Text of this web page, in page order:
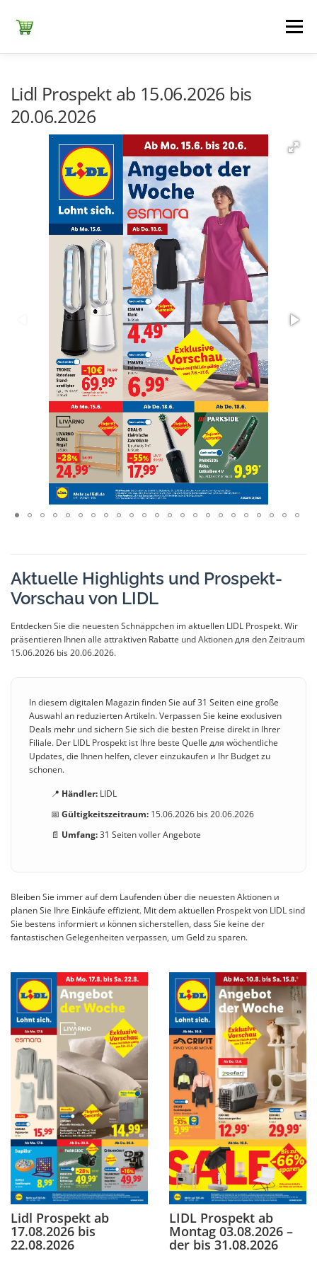
Inhalt
springen
Menü
NETTO DISCOUNT NORMA REWE
Lidl Prospekt ab 15.06.2026 bis
20.06.2026
Aktuelle Highlights und Prospekt-
Vorschau von LIDL
Entdecken Sie die neuesten Schnäppchen im aktuellen LIDL Prospekt. Wir
präsentieren Ihnen alle attraktiven Rabatte und Aktionen для den Zeitraum
15.06.2026 bis 20.06.2026.
In diesem digitalen Magazin finden Sie auf 31 Seiten eine große
Auswahl an reduzierten Artikeln. Verpassen Sie keine exкlusiven
Deals mehr und sichern Sie sich die besten Preise direkt in Ihrer
Filiale. Der LIDL Prospekt ist Ihre beste Quelle для wöchentliche
Updates, die Ihnen helfen, clever einzukaufen и Ihr Budget zu
schonen.
📍 Händler:LIDL
📅 Gültigkeitszeitraum:15.06.2026 bis 20.06.2026
📄 Umfang:31 Seiten voller Angebote
Bleiben Sie immer auf dem Laufenden über die neuesten Aktionen и
planen Sie Ihre Einkäufe effizient. Mit dem aktuellen Prospekt von LIDL sind
Sie bestens informiert и können sicherstellen, dass Sie keine der
fantastischen Gelegenheiten verpassen, um Geld zu sparen.
Lidl Prospekt ab
17.08.2026 bis
22.08.2026
LIDL Prospekt ab
Montag 03.08.2026 –
der bis 31.08.2026